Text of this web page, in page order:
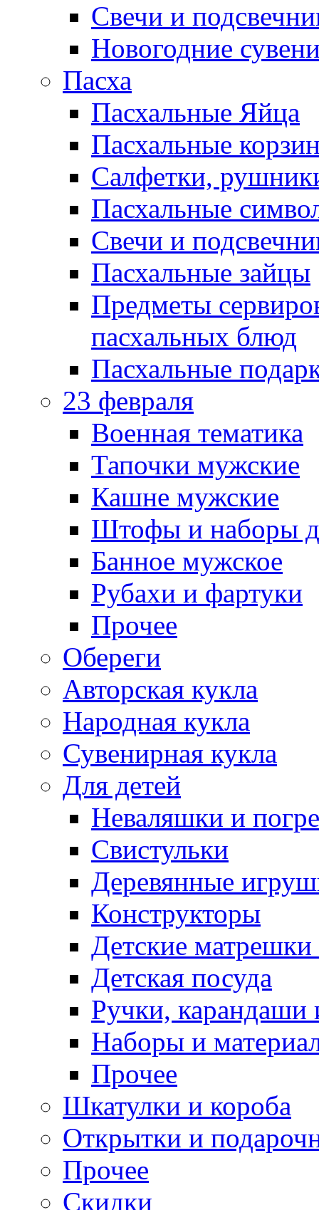
Свечи и
Новогодние
Пасха
Пасхальные Яйца
Пасхальные
Салфетки,
Пасхальные
Свечи и
Пасхальные зайцы
Предметы
пасхальных блюд
Пасхальные
23 февраля
Военная тематика
Тапочки мужские
Кашне мужские
Штофы и наборы
Банное мужское
Рубахи и фартуки
Прочее
Обереги
Авторская кукла
Народная кукла
Сувенирная кукла
Для детей
Неваляшки и
Свистульки
Деревянные
Конструкторы
Детские
Детская посуда
Ручки,
Наборы и
Прочее
Шкатулки и короба
Открытки и
Прочее
Скидки